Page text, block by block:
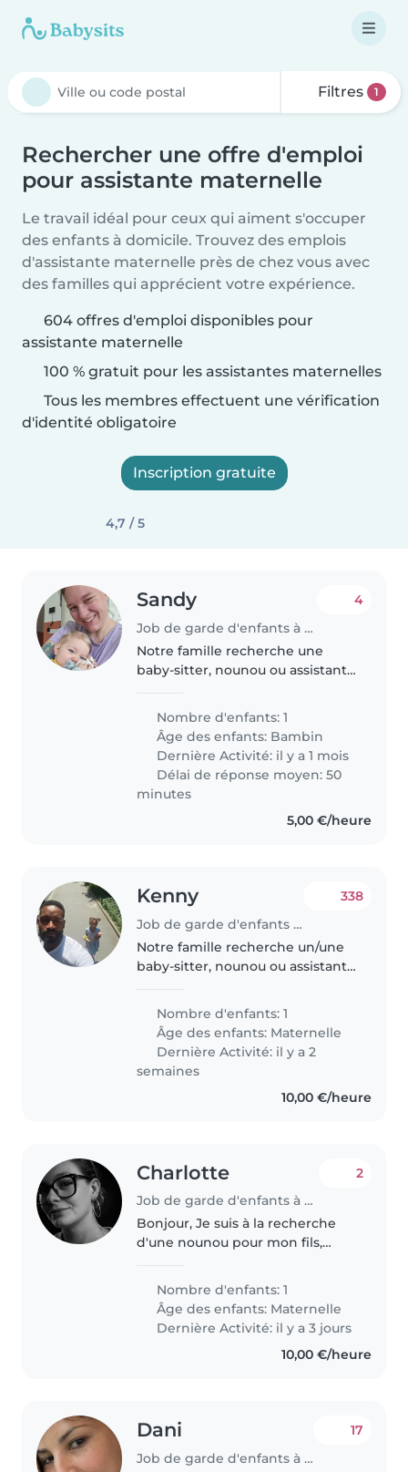
Filtres 1
Rechercher une offre d'emploi
pour assistante maternelle
Le travail idéal pour ceux qui aiment s'occuper
des enfants à domicile. Trouvez des emplois
d'assistante maternelle près de chez vous avec
des familles qui apprécient votre expérience.
604 offres d'emploi disponibles pour
assistante maternelle
100 % gratuit pour les assistantes maternelles
Tous les membres effectuent une vérification
d'identité obligatoire
Inscription gratuite
4,7 / 5
Sandy
Job de garde d'enfants à Léning
4
Notre famille recherche une
baby-sitter, nounou ou assistante
s'occuper de notre enfant en bas
âge, énergique et affectueux.
Nous préférons quelqu'un à
l'aise..
Nombre d'enfants: 1
Âge des enfants: Bambin
Dernière Activité: il y a 1 mois
Délai de réponse moyen: 50
minutes
5,00 €/heure
Kenny
Job de garde d'enfants à Paris
338
Notre famille recherche un/une
baby-sitter, nounou ou assistante
ans. Nous cherchons quelqu'un
de débrouillard, qui se sente..
Nombre d'enfants: 1
Âge des enfants: Maternelle
Dernière Activité: il y a 2
semaines
10,00 €/heure
Charlotte
Job de garde d'enfants à Longuyon
2
Bonjour, Je suis à la recherche
d'une nounou pour mon fils,
dans le cadre d'une garde
alterné avec son papa. J'ai mon
fils une semaine sur deux, du
Nombre d'enfants: 1
Âge des enfants: Maternelle
Dernière Activité: il y a 3 jours
10,00 €/heure
Dani
Job de garde d'enfants à Cahors
17